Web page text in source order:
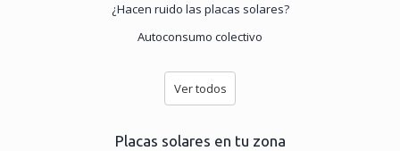
¿Hacen ruido las placas solares?
Autoconsumo colectivo
Ver todos
Placas solares en tu zona